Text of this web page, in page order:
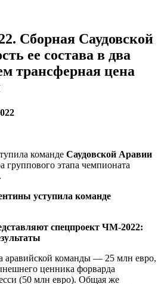
Сборная Саудовской
ее состава в два
трансферная цена
команде Саудовской Аравии
группового этапа чемпионата
уступила команде
спецпроект ЧМ-2022:
аравийской команды — 25 млн евро,
ценника форварда
(50 млн евро). Общая же